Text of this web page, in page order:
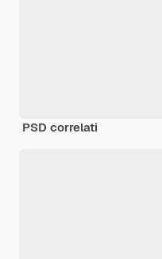
PSD correlati